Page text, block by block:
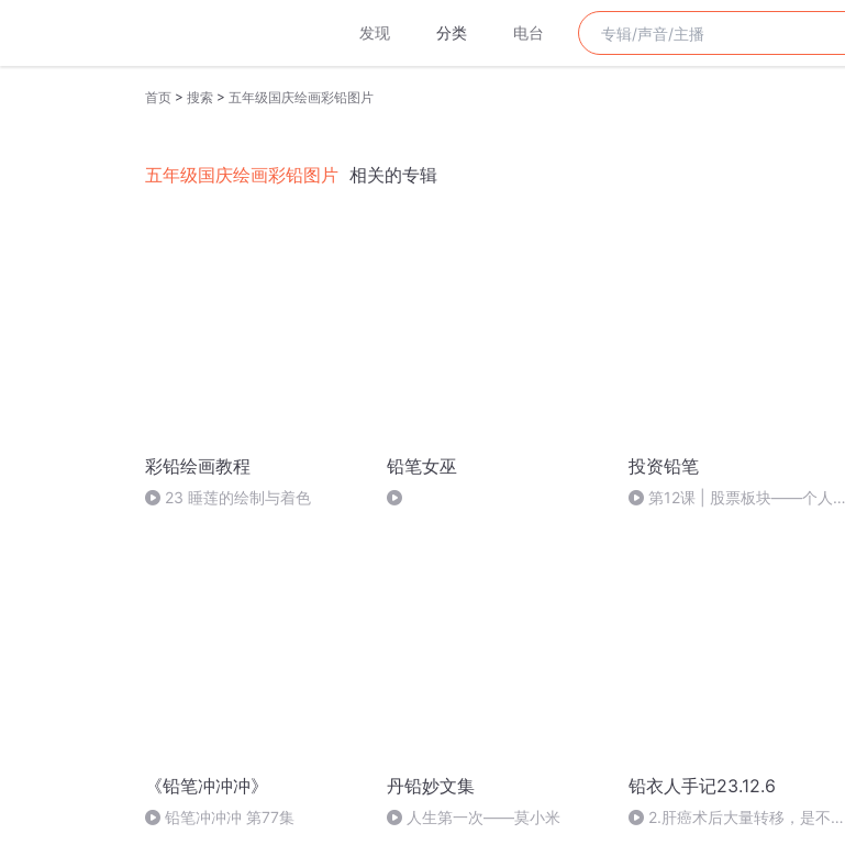
发现 分类 电台
首页 > 搜索 > 五年级国庆绘画彩铅图片
五年级国庆绘画彩铅图片 相关的专辑
彩铅绘画教程
23 睡莲的绘制与着色
铅笔女巫 投资铅笔
第12课 | 股票板块——个人努
《铅笔冲冲冲》
铅笔冲冲冲 第77集
丹铅妙文集
人生第一次——莫小米
铅衣人手记23.12.6
2.肝癌术后大量转移，是不是